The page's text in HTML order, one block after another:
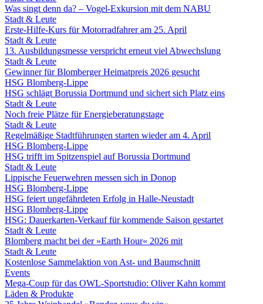
Was singt denn da? – Vogel-Exkursion mit dem NABU
Stadt & Leute
Erste-Hilfe-Kurs für Motorradfahrer am 25. April
Stadt & Leute
13. Ausbildungsmesse verspricht erneut viel Abwechslung
Stadt & Leute
Gewinner für Blomberger Heimatpreis 2026 gesucht
HSG Blomberg-Lippe
HSG schlägt Borussia Dortmund und sichert sich Platz eins
Stadt & Leute
Noch freie Plätze für Energieberatungstage
Stadt & Leute
Regelmäßige Stadtführungen starten wieder am 4. April
HSG Blomberg-Lippe
HSG trifft im Spitzenspiel auf Borussia Dortmund
Stadt & Leute
Lippische Feuerwehren messen sich in Donop
HSG Blomberg-Lippe
HSG feiert ungefährdeten Erfolg in Halle-Neustadt
HSG Blomberg-Lippe
HSG: Dauerkarten-Verkauf für kommende Saison gestartet
Stadt & Leute
Blomberg macht bei der »Earth Hour« 2026 mit
Stadt & Leute
Kostenlose Sammelaktion von Ast- und Baumschnitt
Events
Mega-Coup für das OWL-Sportstudio: Oliver Kahn kommt
Läden & Produkte